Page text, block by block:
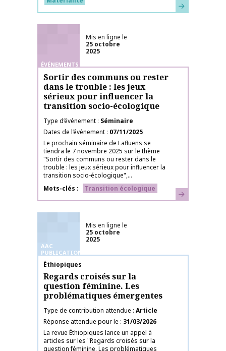
En savoir plus
ÉVÉNEMENTS
Mis en ligne le
25 octobre
2025
Sortir des communs ou rester
dans le trouble : les jeux
sérieux pour influencer la
transition socio-écologique
Type d’événement Séminaire
Dates de l’événement 07/11/2025
Le prochain séminaire de Lafluens se
tiendra le 7 novembre 2025 sur le thème
"Sortir des communs ou rester dans le
trouble : les jeux sérieux pour influencer la
transition socio-écologique",...
Mots-clés
Transition écologique En savoir plus
AAC
PUBLICATIONS
Mis en ligne le
25 octobre
2025
Nom de la publication
Éthiopiques
Regards croisés sur la
question féminine. Les
problématiques émergentes
Type de contribution attendue Article
Réponse attendue pour le
31/03/2026
La revue Éthiopiques lance un appel à
articles sur les "Regards croisés sur la
question féminine. Les problématiques